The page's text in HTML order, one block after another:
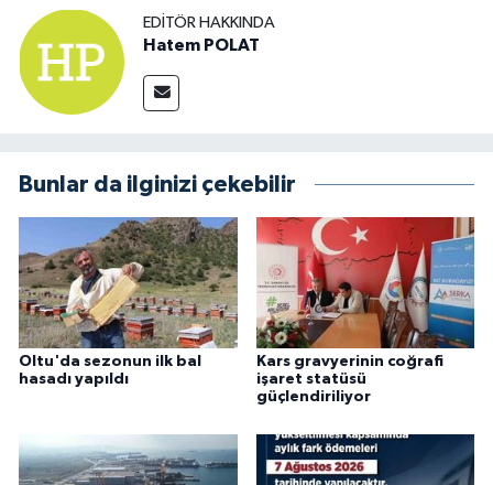
EDITÖR HAKKINDA
Hatem POLAT
Bunlar da ilginizi çekebilir
Oltu'da sezonun ilk bal
hasadı yapıldı
Kars gravyerinin coğrafi
işaret statüsü
güçlendiriliyor